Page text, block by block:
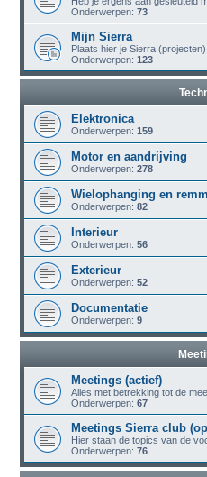
Onderwerpen: 73
Mijn Sierra
Plaats hier je Sierra (projecten)
Onderwerpen: 123
Elektronica
Onderwerpen: 159
Motor en aandrijving
Onderwerpen: 278
Wielophanging en
Onderwerpen: 82
Interieur
Onderwerpen: 56
Exterieur
Onderwerpen: 52
Documentatie
Onderwerpen: 9
Meetings (actief)
Alles met betrekking tot de
Onderwerpen: 67
Meetings Sierra club
Hier staan de topics van de
Onderwerpen: 76